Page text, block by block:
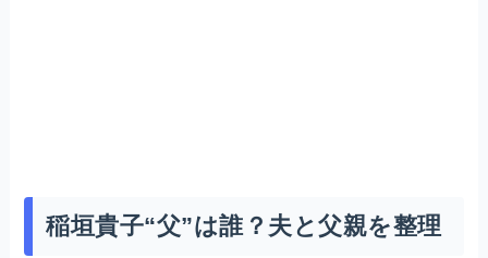
稲垣貴子“父”は誰？夫と父親を整理